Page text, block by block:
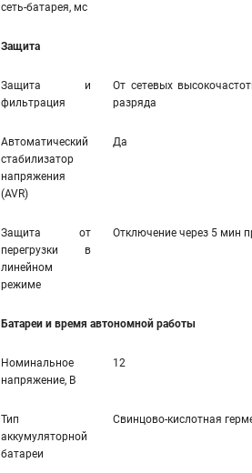
сеть-батарея, мс
Защита
Защита и
фильтрация
От сетевых
разряда
Автоматический
стабилизатор
напряжения
(AVR)
Да
Защита от
перегрузки в
линейном
режиме
Отключение через 5 мин
Батареи и время автономной работы
Номинальное
напряжение, В
12
Тип
аккумуляторной
батареи
Свинцово-кислотная